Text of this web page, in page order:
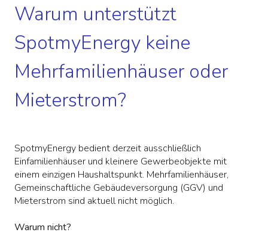
Warum unterstützt
SpotmyEnergy keine
Mehrfamilienhäuser oder
Mieterstrom?
SpotmyEnergy bedient derzeit ausschließlich
Einfamilienhäuser und kleinere Gewerbeobjekte mit
einem einzigen Haushaltspunkt. Mehrfamilienhäuser,
Gemeinschaftliche Gebäudeversorgung (GGV) und
Mieterstrom sind aktuell nicht möglich.
Warum nicht?